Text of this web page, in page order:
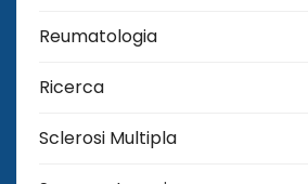
Reumatologia
Ricerca
Sclerosi Multipla